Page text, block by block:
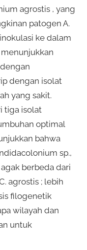
agrostis , yang
patogen A.
ke dalam
dengan isolat
yang sakit.
tiga isolat
optimal
bahwa
sp.,
berbeda dari
agrostis ; lebih
filogenetik
wilayah dan
untuk